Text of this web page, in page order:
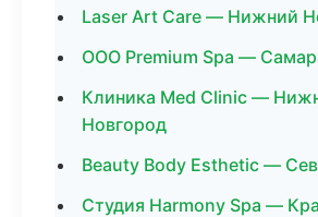
Laser Art Care — Нижний
ООО Premium Spa —
Клиника Med Clinic —
Новгород
Beauty Body Esthetic —
Студия Harmony Spa —